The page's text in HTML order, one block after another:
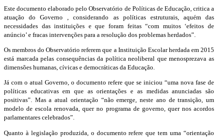
Este documento elaborado pelo Observatório de Políticas de Educação, critica a
atuação do Governo , considerando as políticas estruturais, aquém das
necessidades das instituições e que foram feitas “com muitos ‘efeitos de
anúncio’ e fracas intervenções para a resolução dos problemas herdados”.
Os membros do Observatório referem que a Instituição Escolar herdada em 2015
está marcada pelas consequências da política neoliberal que menosprezava as
dimensões humanas, cívicas e democráticas da Educação.
Já com o atual Governo, o documento refere que se iniciou “uma nova fase de
políticas educativas em que as orientações e as medidas anunciadas são
positivas”. Mas a atual orientação “não emerge, neste ano de transição, um
modelo de escola renovada, quer no programa de governo, quer nos acordos
parlamentares celebrados”.
Quanto à legislação produzida, o documento refere que tem uma “orientação